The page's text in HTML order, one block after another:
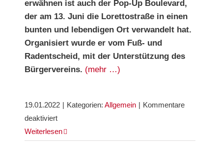
erwähnen ist auch der Pop-Up Boulevard,
der am 13. Juni die Lorettostraße in einen
bunten und lebendigen Ort verwandelt hat.
Organisiert wurde er vom Fuß- und
Radentscheid, mit der Unterstützung des
Bürgervereins. (mehr …)
19.01.2022 | Kategorien: Allgemein | Kommentare
deaktiviertfür
Pilotprojekt
Weiterlesen